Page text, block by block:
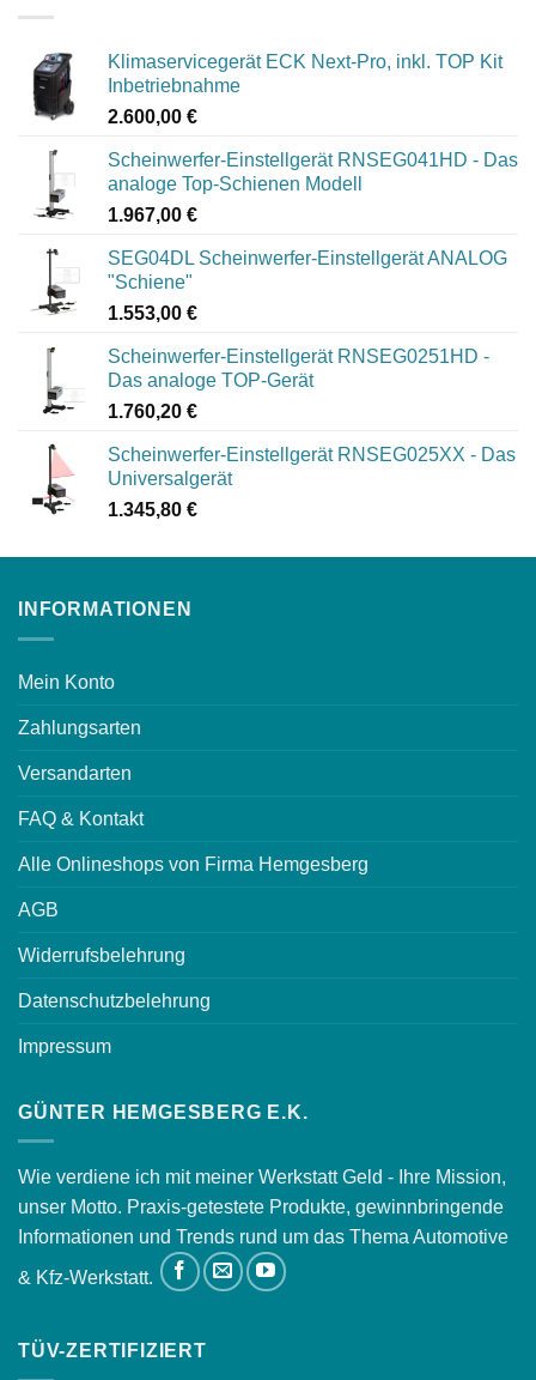
Klimaservicegerät ECK Next-Pro, inkl. TOP Kit
Inbetriebnahme
2.600,00 €
Scheinwerfer-Einstellgerät RNSEG041HD - Das
analoge Top-Schienen Modell
1.967,00 €
SEG04DL Scheinwerfer-Einstellgerät ANALOG
"Schiene"
1.553,00 €
Scheinwerfer-Einstellgerät RNSEG0251HD -
Das analoge TOP-Gerät
1.760,20 €
Scheinwerfer-Einstellgerät RNSEG025XX - Das
Universalgerät
1.345,80 €
INFORMATIONEN
Mein Konto
Zahlungsarten
Versandarten
FAQ & Kontakt
Alle Onlineshops von Firma Hemgesberg
AGB
Widerrufsbelehrung
Datenschutzbelehrung
Impressum
GÜNTER HEMGESBERG E.K.
Wie verdiene ich mit meiner Werkstatt Geld - Ihre Mission,
unser Motto. Praxis-getestete Produkte, gewinnbringende
Informationen und Trends rund um das Thema Automotive
& Kfz-Werkstatt.
TÜV-ZERTIFIZIERT